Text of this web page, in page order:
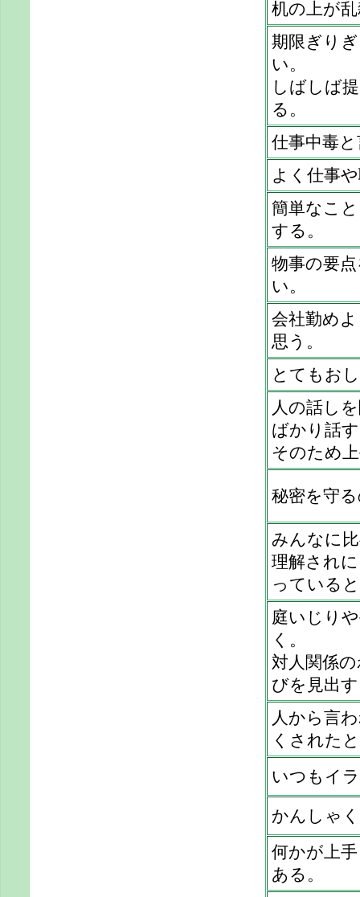
机の上が
期限ぎり
い。
しばしば
る。
仕事中毒
よく仕事
簡単なこ
する。
物事の要
い。
会社勤め
思う。
とてもお
人の話し
ばかり話
そのため
秘密を守
みんなに
理解され
っている
庭いじり
く。
対人関係
びを見出
人から言
くされた
いつもイ
かんしゃ
何かが上
ある。